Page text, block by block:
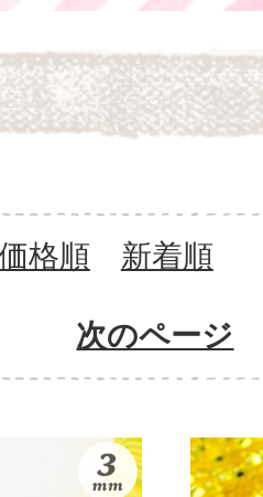
格順 新着順
次のページ